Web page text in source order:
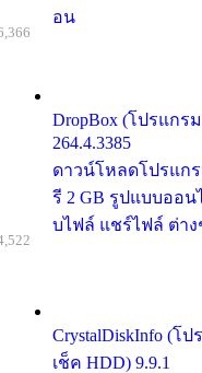
อน
DropBox (โปรแกร
264.4.3385
ดาวน์โหลดโปรแก
รี 2 GB รูปแบบออน
บไฟล์ แชร์ไฟล์ ต่า
CrystalDiskInfo (โป
เช็ค HDD) 9.9.1